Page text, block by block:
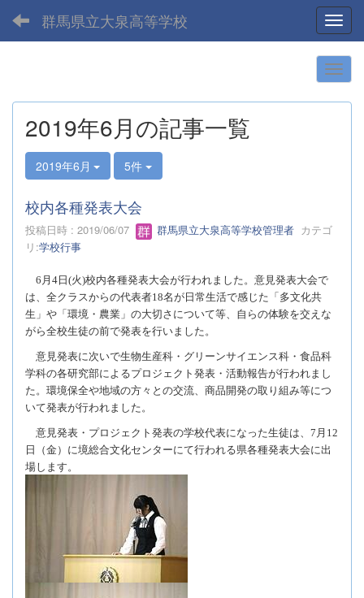
群馬県立大泉高等学校
2019年6月の記事一覧
2019年6月 5件
校内各種発表大会
投稿日時 : 2019/06/07 群馬県立大泉高等学校管理者 カテゴ
リ:学校行事
6 月4日(火)校内各種発表大会が行われました。意見発表大会で
は、全クラスからの代表者18名が日常生活で感じた「多文化共
生」や「環境・農業」の大切さについて等、自らの体験を交えな
がら全校生徒の前で発表を行いました。
意見発表に次いで生物生産科・グリーンサイエンス科・食品科
学科の各研究部によるプロジェクト発表・活動報告が行われまし
た。環境保全や地域の方々との交流、商品開発の取り組み等につ
いて発表が行われました。
意見発表・プロジェクト発表の学校代表になった生徒は、7 月 12
日（金）に境総合文化センターにて行われる県各種発表大会に出
場します。